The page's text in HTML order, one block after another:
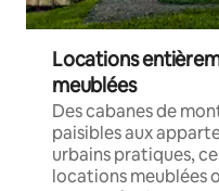
Locations
meublées
Des cabanes de
paisibles aux
urbains pratiques,
locations meublées